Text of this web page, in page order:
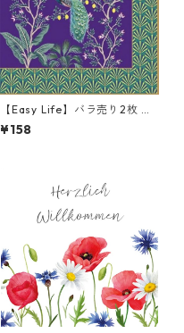
【Easy Life】バラ売り2枚 ラ
ンチサイズ ペーパーナプキン I
mperial Peacock パープルx
¥158